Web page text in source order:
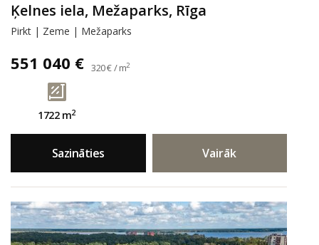
Ķelnes iela, Mežaparks, Rīga
Pirkt | Zeme | Mežaparks
551 040 € 320 € / m2
1722 m2
Sazināties Vairāk